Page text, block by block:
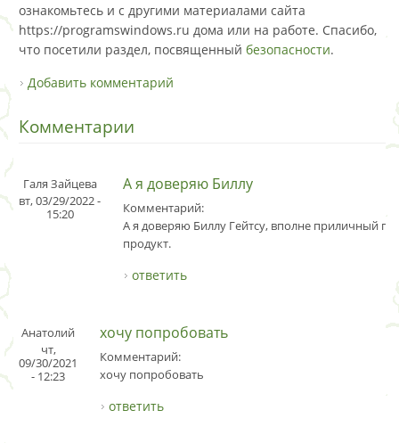
ознакомьтесь и с другими материалами сайта
https://programswindows.ru дома или на работе. Спасибо,
что посетили раздел, посвященный безопасности.
Добавить комментарий
Комментарии
Галя Зайцева
вт, 03/29/2022 -
15:20
А я доверяю Биллу
Комментарий:
А я доверяю Биллу Гейтсу, вполне приличный
продукт.
ответить
Анатолий
чт,
09/30/2021
- 12:23
хочу попробовать
Комментарий:
хочу попробовать
ответить